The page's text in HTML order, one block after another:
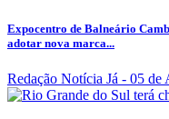
Expocentro de Balneário
adotar nova marca...
Redação Notícia Já - 05 de